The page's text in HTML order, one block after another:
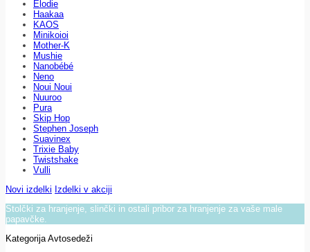
Elodie
Haakaa
KAOS
Minikoioi
Mother-K
Mushie
Nanobébé
Neno
Noui Noui
Nuuroo
Pura
Skip Hop
Stephen Joseph
Suavinex
Trixie Baby
Twistshake
Vulli
Novi izdelki Izdelki v akciji
Stolčki za hranjenje, slinčki in ostali pribor za hranjenje za vaše male
papavčke.
Kategorija Avtosedeži